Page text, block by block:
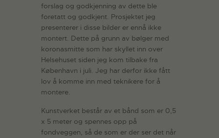
forslag og godkjenning av dette ble
foretatt og godkjent. Prosjektet jeg
presenterer i disse bilder er ennå ikke
montert. Dette på grunn av bølger med
koronasmitte som har skyllet inn over
Helsehuset siden jeg kom tilbake fra
København i juli. Jeg har derfor ikke fått
lov å komme inn med teknikere for å
montere.
Kunstverket består av et bånd som er 0,5
x 5 meter og spennes opp på
fondveggen, så de som er der ser det når